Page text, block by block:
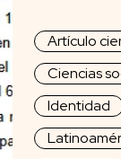
Artículo
Ciencias
Identidad